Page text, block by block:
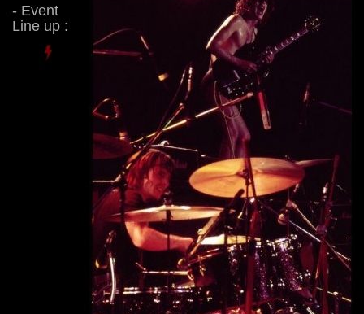
- Event
Line up :